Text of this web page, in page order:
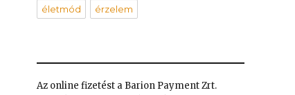
életmód érzelem
Az online fizetést a Barion Payment Zrt.